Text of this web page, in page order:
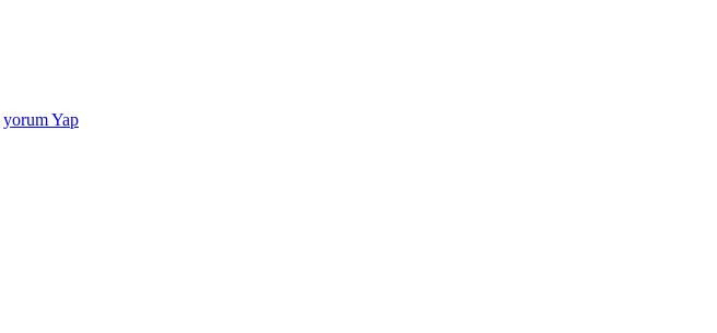
yorum Yap